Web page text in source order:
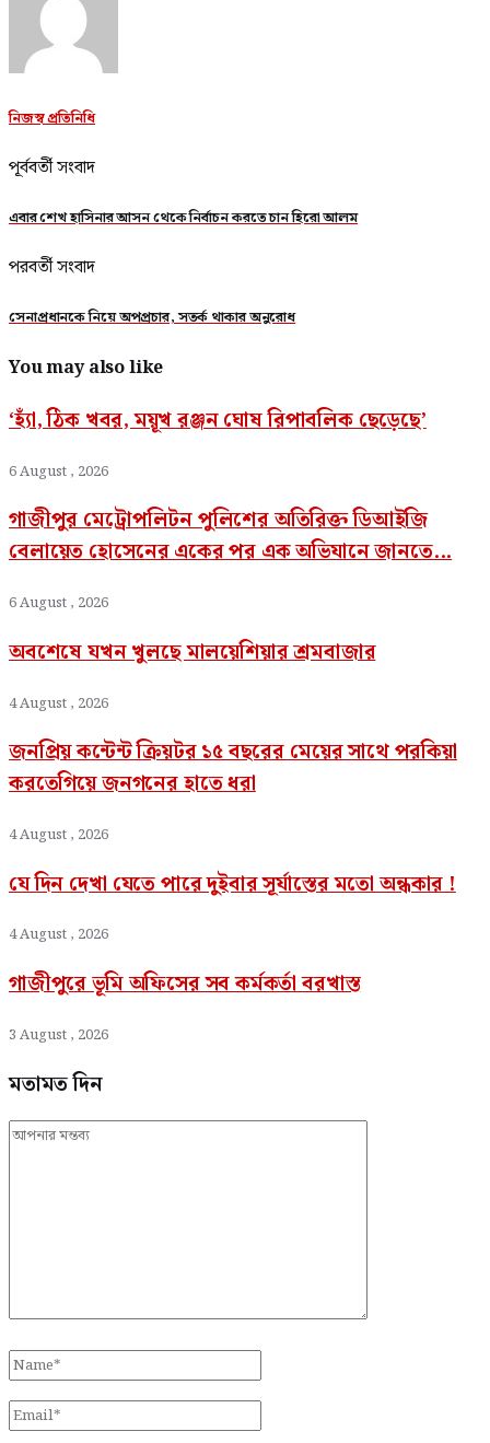
নিজস্ব প্রতিনিধি
পূর্ববর্তী সংবাদ
এবার শেখ হাসিনার আসন থেকে নির্বাচন করতে চান হিরো আলম
পরবর্তী সংবাদ
সেনাপ্রধানকে নিয়ে অপপ্রচার, সতর্ক থাকার অনুরোধ
You may also like
‘হ্যাঁ, ঠিক খবর, ময়ূখ রঞ্জন ঘোষ রিপাবলিক ছেড়েছে’
6 August , 2026
গাজীপুর মেট্রোপলিটন পুলিশের অতিরিক্ত ডিআইজি
বেলায়েত হোসেনের একের পর এক অভিযানে জানতে...
6 August , 2026
অবশেষে যখন খুলছে মালয়েশিয়ার শ্রমবাজার
4 August , 2026
জনপ্রিয় কন্টেন্ট ক্রিয়টর ১৫ বছরের মেয়ের সাথে পরকিয়া
করতেগিয়ে জনগনের হাতে ধরা
4 August , 2026
যে দিন দেখা যেতে পারে দুইবার সূর্যাস্তের মতো অন্ধকার !
4 August , 2026
গাজীপুরে ভূমি অফিসের সব কর্মকর্তা বরখাস্ত
3 August , 2026
মতামত দিন